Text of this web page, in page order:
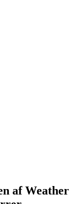
af Weather